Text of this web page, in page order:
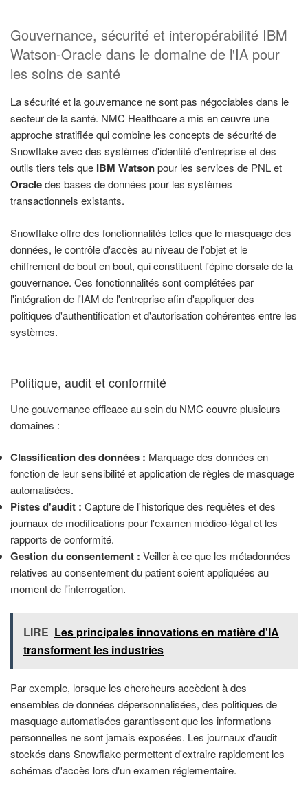
Gouvernance, sécurité et interopérabilité IBM
Watson-Oracle dans le domaine de l'IA pour
les soins de santé
La sécurité et la gouvernance ne sont pas négociables dans le
secteur de la santé. NMC Healthcare a mis en œuvre une
approche stratifiée qui combine les concepts de sécurité de
Snowflake avec des systèmes d'identité d'entreprise et des
outils tiers tels que IBM Watsonpour les services de PNL et
Oracledes bases de données pour les systèmes
transactionnels existants.
Snowflake offre des fonctionnalités telles que le masquage des
données, le contrôle d'accès au niveau de l'objet et le
chiffrement de bout en bout, qui constituent l'épine dorsale de la
gouvernance. Ces fonctionnalités sont complétées par
l'intégration de l'IAM de l'entreprise afin d'appliquer des
politiques d'authentification et d'autorisation cohérentes entre les
systèmes.
Politique, audit et conformité
Une gouvernance efficace au sein du NMC couvre plusieurs
domaines :
Classification des données : Marquage des données en
fonction de leur sensibilité et application de règles de masquage
automatisées.
Pistes d'audit : Capture de l'historique des requêtes et des
journaux de modifications pour l'examen médico-légal et les
rapports de conformité.
Gestion du consentement : Veiller à ce que les métadonnées
relatives au consentement du patient soient appliquées au
moment de l'interrogation.
LIRE Les principales innovations en matière d'IA
transforment les industries
Par exemple, lorsque les chercheurs accèdent à des
ensembles de données dépersonnalisées, des politiques de
masquage automatisées garantissent que les informations
personnelles ne sont jamais exposées. Les journaux d'audit
stockés dans Snowflake permettent d'extraire rapidement les
schémas d'accès lors d'un examen réglementaire.